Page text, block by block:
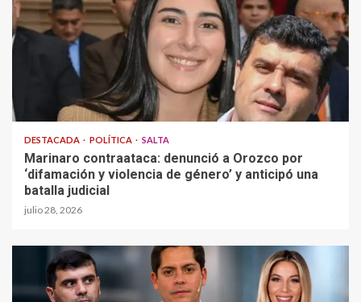
DESTACADA POLÍTICA SALTA
Marinaro contraataca: denunció a Orozco por
‘difamación y violencia de género’ y anticipó una
batalla judicial
julio 28, 2026